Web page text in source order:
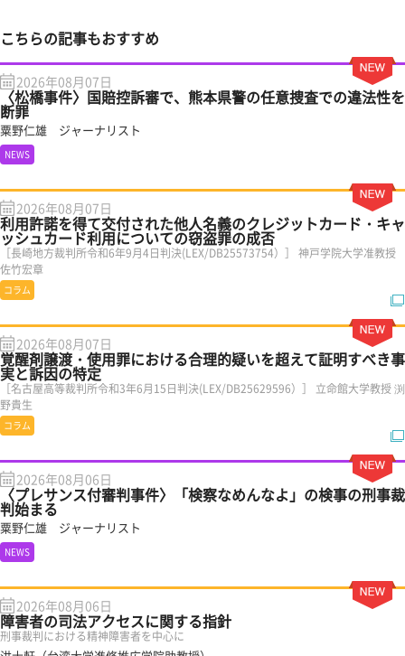
こちらの記事もおすすめ
2026年08月07日
〈松橋事件〉国賠控訴審で、熊本県警の任意捜査での違法性を
断罪
粟野仁雄 ジャーナリスト
NEWS
2026年08月07日
利用許諾を得て交付された他人名義のクレジットカード・キャ
ッシュカード利用についての窃盗罪の成否
［長崎地方裁判所令和6年9月4日判決(LEX/DB25573754）］ 神戸学院大学准教授
佐竹宏章
コラム
2026年08月07日
覚醒剤譲渡・使用罪における合理的疑いを超えて証明すべき事
実と訴因の特定
［名古屋高等裁判所令和3年6月15日判決(LEX/DB25629596）］ 立命館大学教授 渕
野貴生
コラム
2026年08月06日
〈プレサンス付審判事件〉「検察なめんなよ」の検事の刑事裁
判始まる
粟野仁雄 ジャーナリスト
NEWS
2026年08月06日
障害者の司法アクセスに関する指針
刑事裁判における精神障害者を中心に